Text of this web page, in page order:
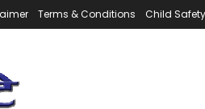
Terms & Conditions Child